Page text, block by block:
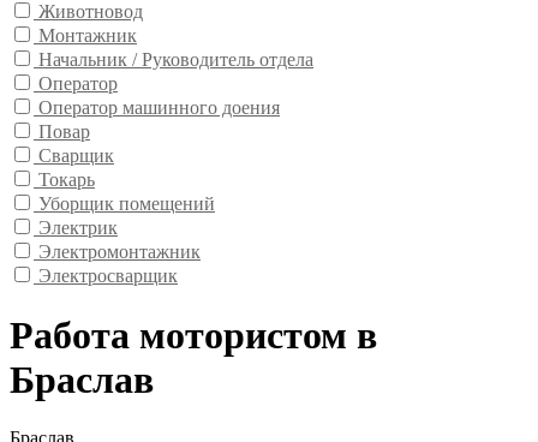
Животновод
Монтажник
Начальник / Руководитель отдела
Оператор
Оператор машинного доения
Повар
Сварщик
Токарь
Уборщик помещений
Электрик
Электромонтажник
Электросварщик
Работа мотористом в
Браслав